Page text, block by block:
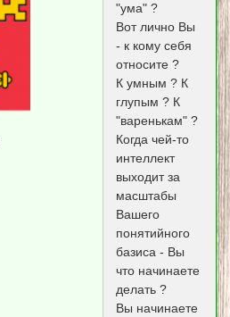
"ума" ?
Вот лично Вы
- к кому себя
относите ?
К умным ? К
глупым ? К
"варенькам" ?
Когда чей-то
интеллект
выходит за
масштабы
Вашего
понятийного
базиса - Вы
что начинаете
делать ?
Вы начинаете